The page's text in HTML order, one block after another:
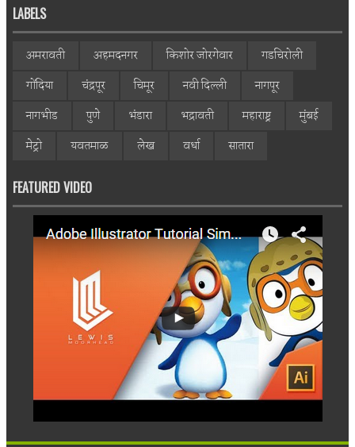
LABELS
अमरावती अहमदनगर किशोर जोरगेवार
गडचिरोली
गोंदिया
चंद्रपूर चिमूर नवी दिल्ली
नागपूर
नागभीड
पुणे भंडारा भद्रावती महाराष्ट्र
मुंबई
मेट्रो
यवतमाळ लेख वर्धा सातारा
FEATURED VIDEO